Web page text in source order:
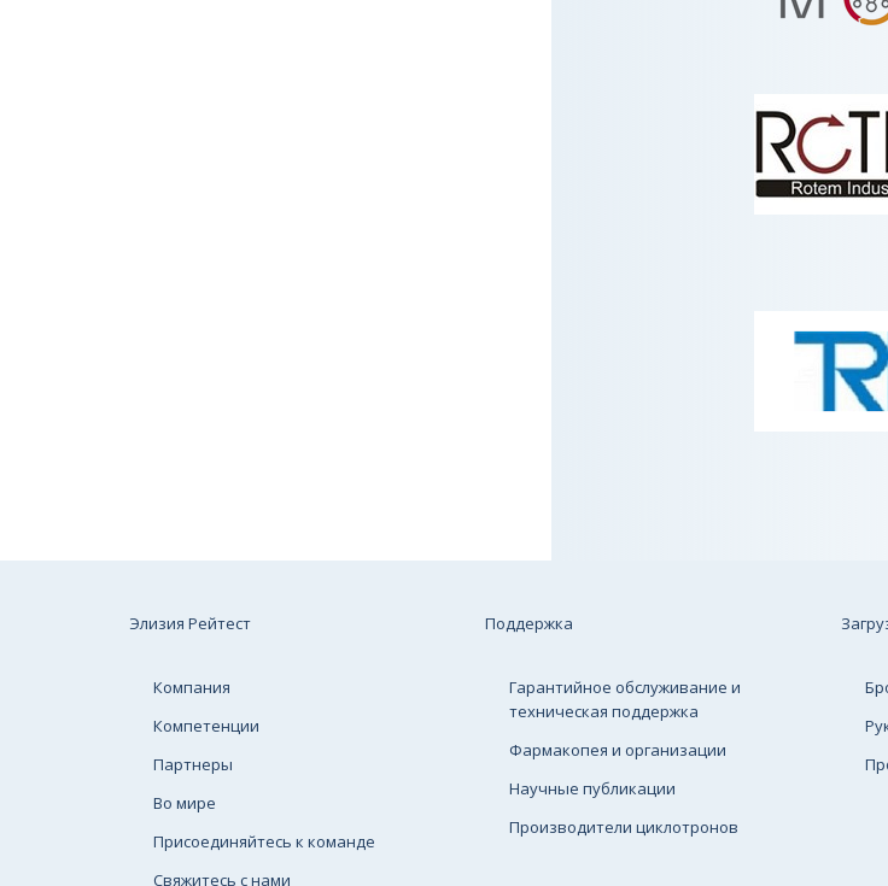
Элизия Рейтест
Компания
Компетенции
Партнеры
Во мире
Присоединяйтесь к команде
Свяжитесь с нами
Поддержка
Гарантийное обслуживание и
техническая поддержка
Фармакопея и организации
Научные публикации
Производители циклотронов